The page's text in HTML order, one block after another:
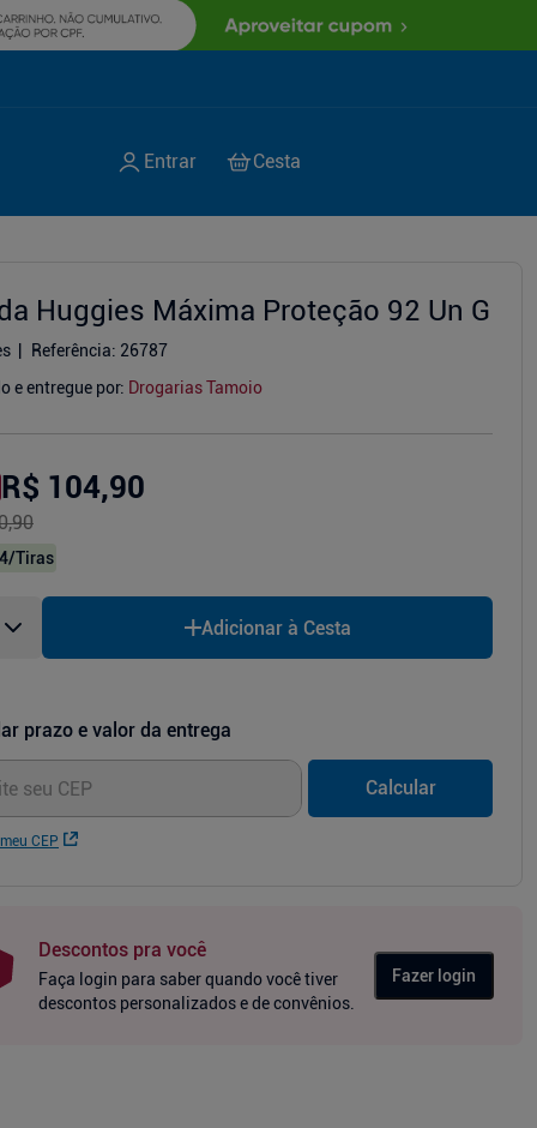
Huggies Máxima Proteção 92 Un G
Referência: 26787
e entregue por: Drogarias Tamoio
R$ 104,90
/Tiras
Adicionar à Cesta
prazo e valor da entrega
CEP
Calcular
Descontos pra você
Faça login para saber quando você tiver
descontos personalizados e de convênios.
Fazer login